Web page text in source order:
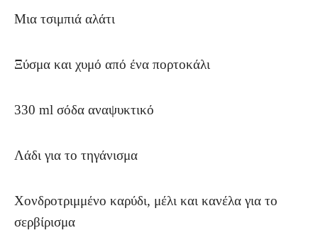
Μια τσιμπιά αλάτι
Ξύσμα και χυμό από ένα πορτοκάλι
330 ml σόδα αναψυκτικό
Λάδι για το τηγάνισμα
Χονδροτριμμένο καρύδι, μέλι και κανέλα για το
σερβίρισμα